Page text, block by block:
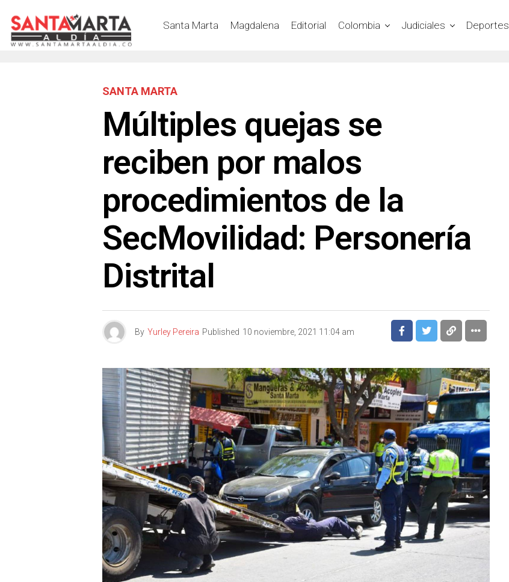
Santa Marta Magdalena Editorial Colombia Judiciales Deportes
SANTA MARTA
Múltiples quejas se
reciben por malos
procedimientos de la
SecMovilidad: Personería
Distrital
By Yurley Pereira Published 10 noviembre, 2021 11:04 am